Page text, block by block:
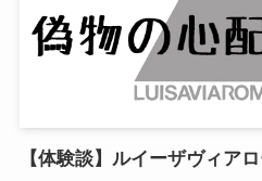
【体験談】ルイーザヴィア